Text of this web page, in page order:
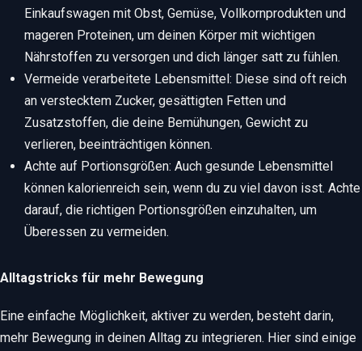
Einkaufswagen mit Obst, Gemüse, Vollkornprodukten und
mageren Proteinen, um deinen Körper mit wichtigen
Nährstoffen zu versorgen und dich länger satt zu fühlen.
Vermeide verarbeitete Lebensmittel: Diese sind oft reich
an verstecktem Zucker, gesättigten Fetten und
Zusatzstoffen, die deine Bemühungen, Gewicht zu
verlieren, beeinträchtigen können.
Achte auf Portionsgrößen: Auch gesunde Lebensmittel
können kalorienreich sein, wenn du zu viel davon isst. Achte
darauf, die richtigen Portionsgrößen einzuhalten, um
Überessen zu vermeiden.
Alltagstricks für mehr Bewegung
Eine einfache Möglichkeit, aktiver zu werden, besteht darin,
mehr Bewegung in deinen Alltag zu integrieren. Hier sind einige